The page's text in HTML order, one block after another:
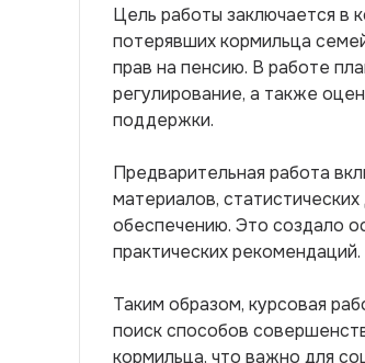
Цель работы заключается в
потерявших кормильца
прав на пенсию. В работе
регулирование, а также
поддержки.
Предварительная работа
материалов,
обеспечению. Это создало
практических рекомендаций.
Таким образом, курсовая
поиск способов
кормильца, что важно для